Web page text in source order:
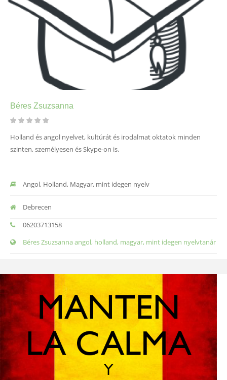
Béres Zsuzsanna
Holland és angol nyelvet, kultúrát és irodalmat oktatok minden
szinten, személyesen és Skype-on is.
Angol, Holland, Magyar, mint idegen nyelv
Debrecen
06203713158
Béres Zsuzsanna angol, holland, magyar, mint idegen nyelvtanár